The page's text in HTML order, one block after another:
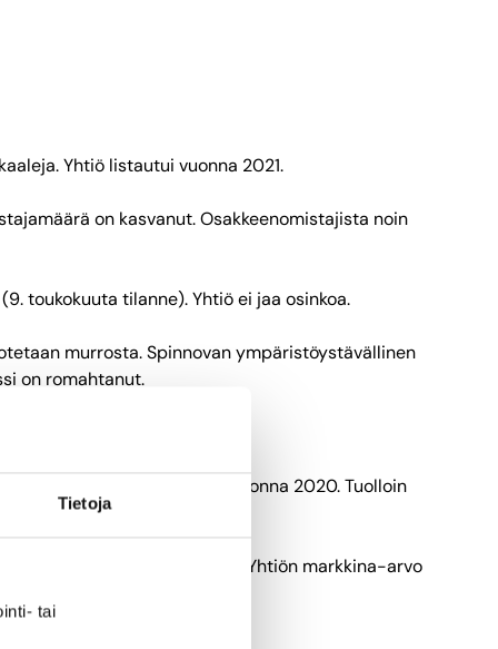
Tietoja
tai
Yhtiö listautui vuonna 2021.
on kasvanut. Osakkeenomistajista noin
toukokuuta tilanne). Yhtiö ei jaa osinkoa.
murrosta. Spinnovan ympäristöystävällinen
on romahtanut.
teknisellä listautumisella vuonna 2020. Tuolloin
puolet miehiä (52 prosettia). Yhtiön markkina-arvo